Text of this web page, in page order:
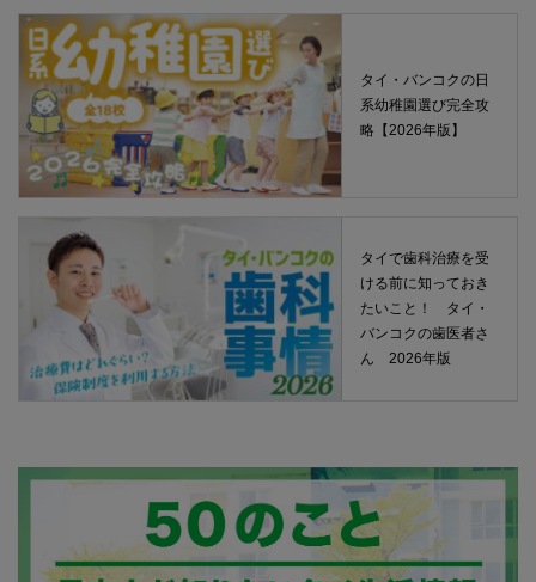
タイ・バンコクの日
系幼稚園選び完全攻
略【2026年版】
タイで歯科治療を受
ける前に知っておき
たいこと！ タイ・
バンコクの歯医者さ
ん 2026年版